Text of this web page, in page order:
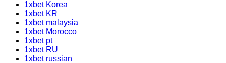
1xbet Korea
1xbet KR
1xbet malaysia
1xbet Morocco
1xbet pt
1xbet RU
1xbet russian